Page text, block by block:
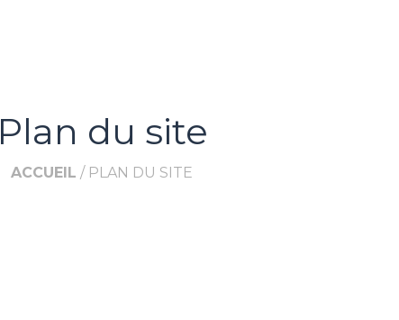
Plan du site
ACCUEIL / PLAN DU SITE